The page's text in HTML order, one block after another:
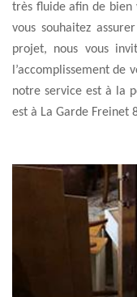
très fluide afin de bien
vous souhaitez
projet, nous vous
l’accomplissement de
notre service est à la
est à La Garde Freinet